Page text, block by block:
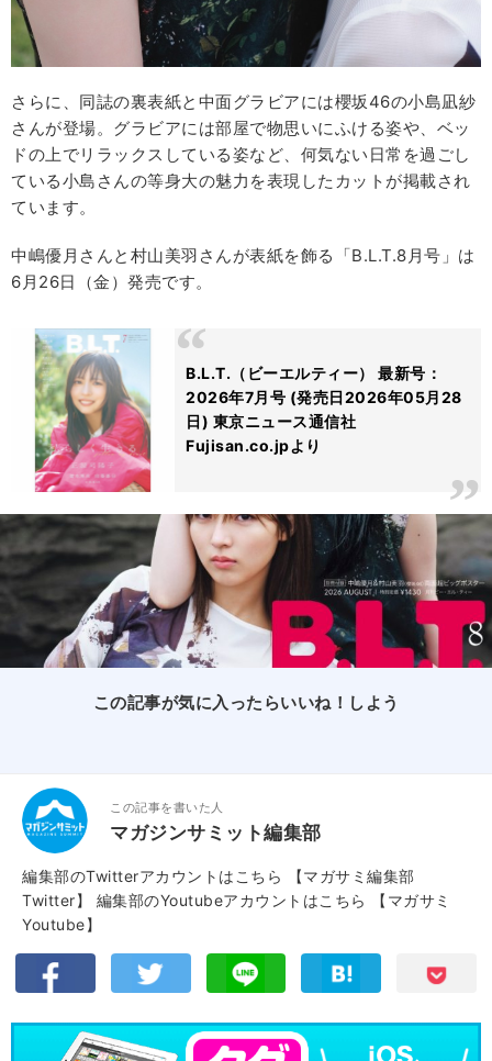
さらに、同誌の裏表紙と中面グラビアには櫻坂46の小島凪紗
さんが登場。グラビアには部屋で物思いにふける姿や、ベッ
ドの上でリラックスしている姿など、何気ない日常を過ごし
ている小島さんの等身大の魅力を表現したカットが掲載され
ています。
中嶋優月さんと村山美羽さんが表紙を飾る「B.L.T.8月号」は
6月26日（金）発売です。
B.L.T.（ビーエルティー） 最新号：
2026年7月号 (発売日2026年05月28
日) 東京ニュース通信社
Fujisan.co.jpより
この記事が気に入ったらいいね！しよう
この記事を書いた人
マガジンサミット編集部
編集部のTwitterアカウントはこちら
【マガサミ編集部
Twitter】
編集部のYoutubeアカウントはこちら
【マガサミ
Youtube】